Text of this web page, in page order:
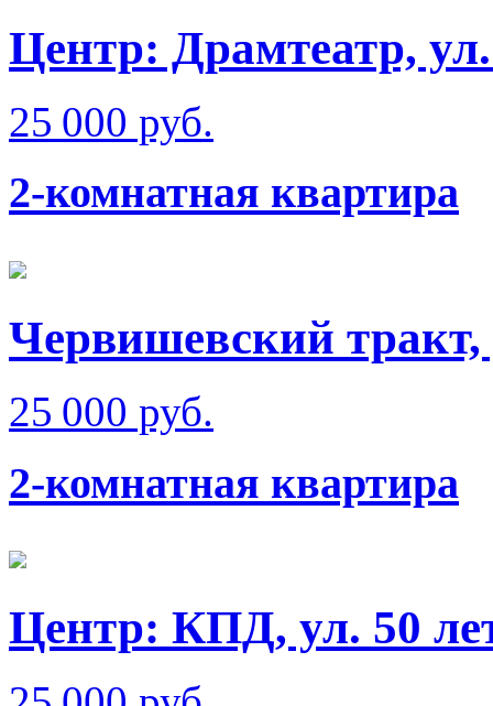
Центр: Драмтеатр,
25 000 руб.
2-комнатная квартира
Червишевский
25 000 руб.
2-комнатная квартира
Центр: КПД, ул. 50